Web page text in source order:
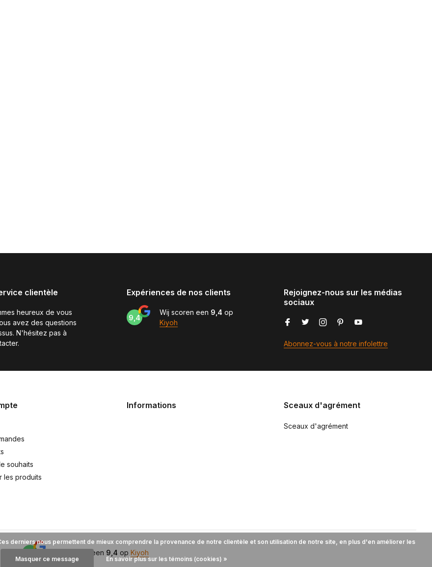
clientèle
heureux de vous
avez des questions
N'hésitez pas à
Expériences de nos clients
9,4
Wij scoren een 9,4 op
Kiyoh
Rejoignez-nous sur les médias
sociaux
Abonnez-vous à notre infolettre
souhaits
les produits
Informations Sceaux d'agrément
Sceaux d'agrément
Wij scoren een 9,4 op Kiyoh
derniers nous permettent de mieux comprendre la provenance de notre clientèle et son utilisation de notre site, en plus d'en améliorer les
Masquer ce message En savoir plus sur les témoins (cookies) »